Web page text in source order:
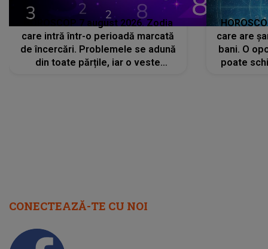
HOROSCOP 7 august 2026. Zodia
care intră într-o perioadă marcată
de încercări. Problemele se adună
din toate părțile, iar o veste
care are
bani. O
poate
CONECTEAZĂ-TE CU NOI